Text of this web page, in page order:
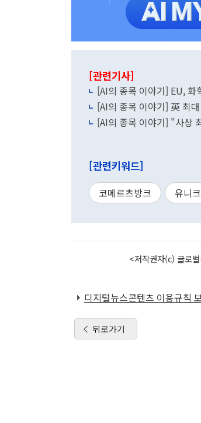
[관련기사]
[AI의 종목 이야기] EU,
[AI의 종목 이야기] 英 최
[AI의 종목 이야기] "사상
[관련키워드]
코메르츠방크 유니
<저작권자(c) 글로
디지털뉴스콘텐츠 이용규칙
뒤로가기